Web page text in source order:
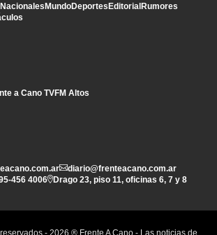
NacionalesMundoDeportesEditorialRumores
a Cano TVFM Altos
diario@frenteacano.com.ar
-456 4006 Drago 23, piso 11, oficinas 6, 7 y 8
- 2026 ® Frente A Cano - Las noticias de